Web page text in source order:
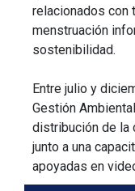
relacionados con
menstruación
sostenibilidad.
Entre julio y
Gestión
distribución de la
junto a una
apoyadas en